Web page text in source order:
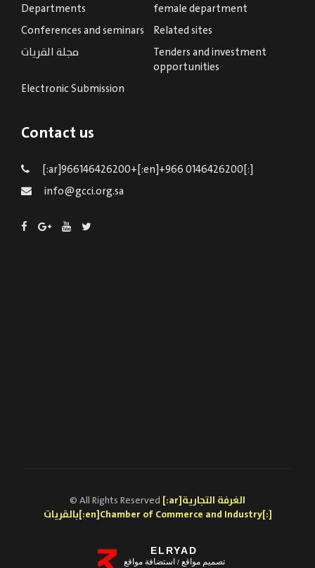
Departments
female department
Conferences and seminars
Related sites
مجلة القريات
Tenders and investment
opportunities
Electronic Submission
Contact us
[:ar]966146426200+[:en]+966 0146426200[:]
info@gcci.org.sa
© All Rights Reserved [:ar]الغرفة التجارية
بالقريات[:en]Chamber of Commerce and Industry[:]
ELRYAD
تصميم مواقع/ استضافة مواقع